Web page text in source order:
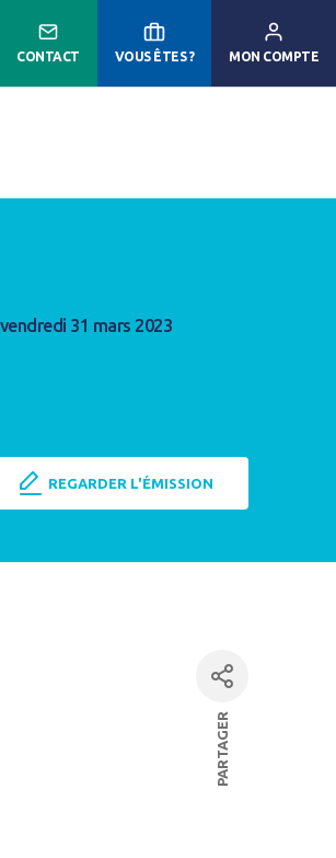
CONTACT VOUS ÊTES ? MON COMPTE
31 mars 2023
REGARDER L'ÉMISSION
facebook
PARTAGER